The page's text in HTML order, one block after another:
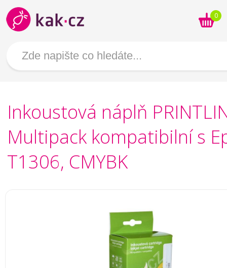
0
Inkoustová náplň
Multipack kompatibilní s
T1306, CMYBK